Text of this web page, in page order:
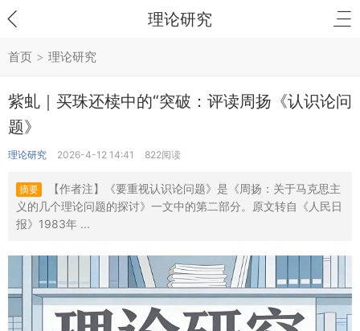
理论研究
首页 > 理论研究
紫虬｜买珠还椟中的“突破：评读周扬《认识论问
题》
理论研究 2026-4-12 14:41 822阅读
摘要
【作者注】《要重视认识论问题》是《周扬：关于马克思主
义的几个理论问题的探讨》一文中的第二部分。原文转自《人民日
报》1983年 ...